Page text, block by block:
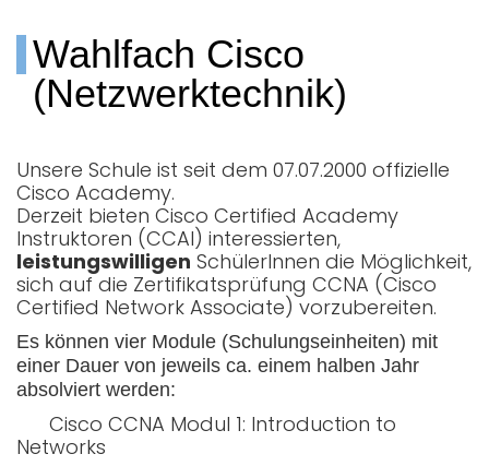
Wahlfach Cisco
(Netzwerktechnik)
Unsere Schule ist seit dem 07.07.2000 offizielle
Cisco Academy.
Derzeit bieten Cisco Certified Academy
Instruktoren (CCAI) interessierten,
leistungswilligen SchülerInnen die Möglichkeit,
sich auf die Zertifikatsprüfung CCNA (Cisco
Certified Network Associate) vorzubereiten.
Es können vier Module (Schulungseinheiten) mit
einer Dauer von jeweils ca. einem halben Jahr
absolviert werden:
Cisco CCNA Modul 1: Introduction to
Networks